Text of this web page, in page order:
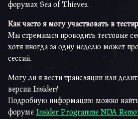
форумах Sea of Thieves.
Как часто я могу участвовать в
Мы стремимся проводить тестовые
хотя иногда за одну неделю может
сессий.
Могу ли я вести трансляции или
версии Insider?
Подробную информацию можно найти
форуме Insider Programme NDA